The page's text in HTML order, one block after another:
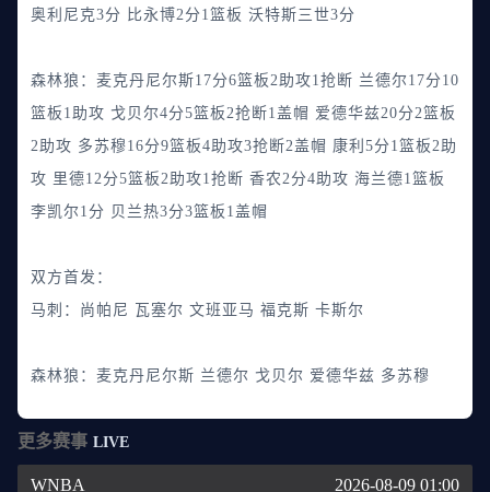
奥利尼克3分 比永博2分1篮板 沃特斯三世3分
森林狼：麦克丹尼尔斯17分6篮板2助攻1抢断 兰德尔17分10
篮板1助攻 戈贝尔4分5篮板2抢断1盖帽 爱德华兹20分2篮板
2助攻 多苏穆16分9篮板4助攻3抢断2盖帽 康利5分1篮板2助
攻 里德12分5篮板2助攻1抢断 香农2分4助攻 海兰德1篮板
李凯尔1分 贝兰热3分3篮板1盖帽
双方首发：
马刺：尚帕尼 瓦塞尔 文班亚马 福克斯 卡斯尔
森林狼：麦克丹尼尔斯 兰德尔 戈贝尔 爱德华兹 多苏穆
更多赛事 LIVE
WNBA 2026-08-09 01:00